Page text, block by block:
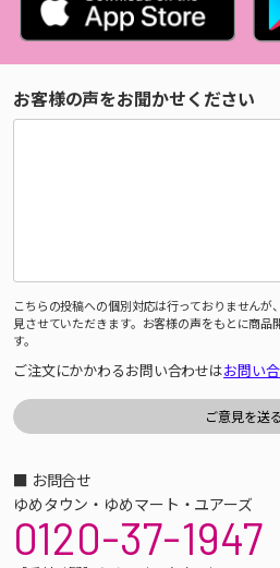
お客様の声をお聞かせください
こちらの投稿への個別対応は行っておりません
見させていただきます。お客様の声をもとに商品
す。
ご注文にかかわるお問い合わせはお問い
■ お問合せ
ゆめタウン・ゆめマート・ユアーズ
0120-37-1947